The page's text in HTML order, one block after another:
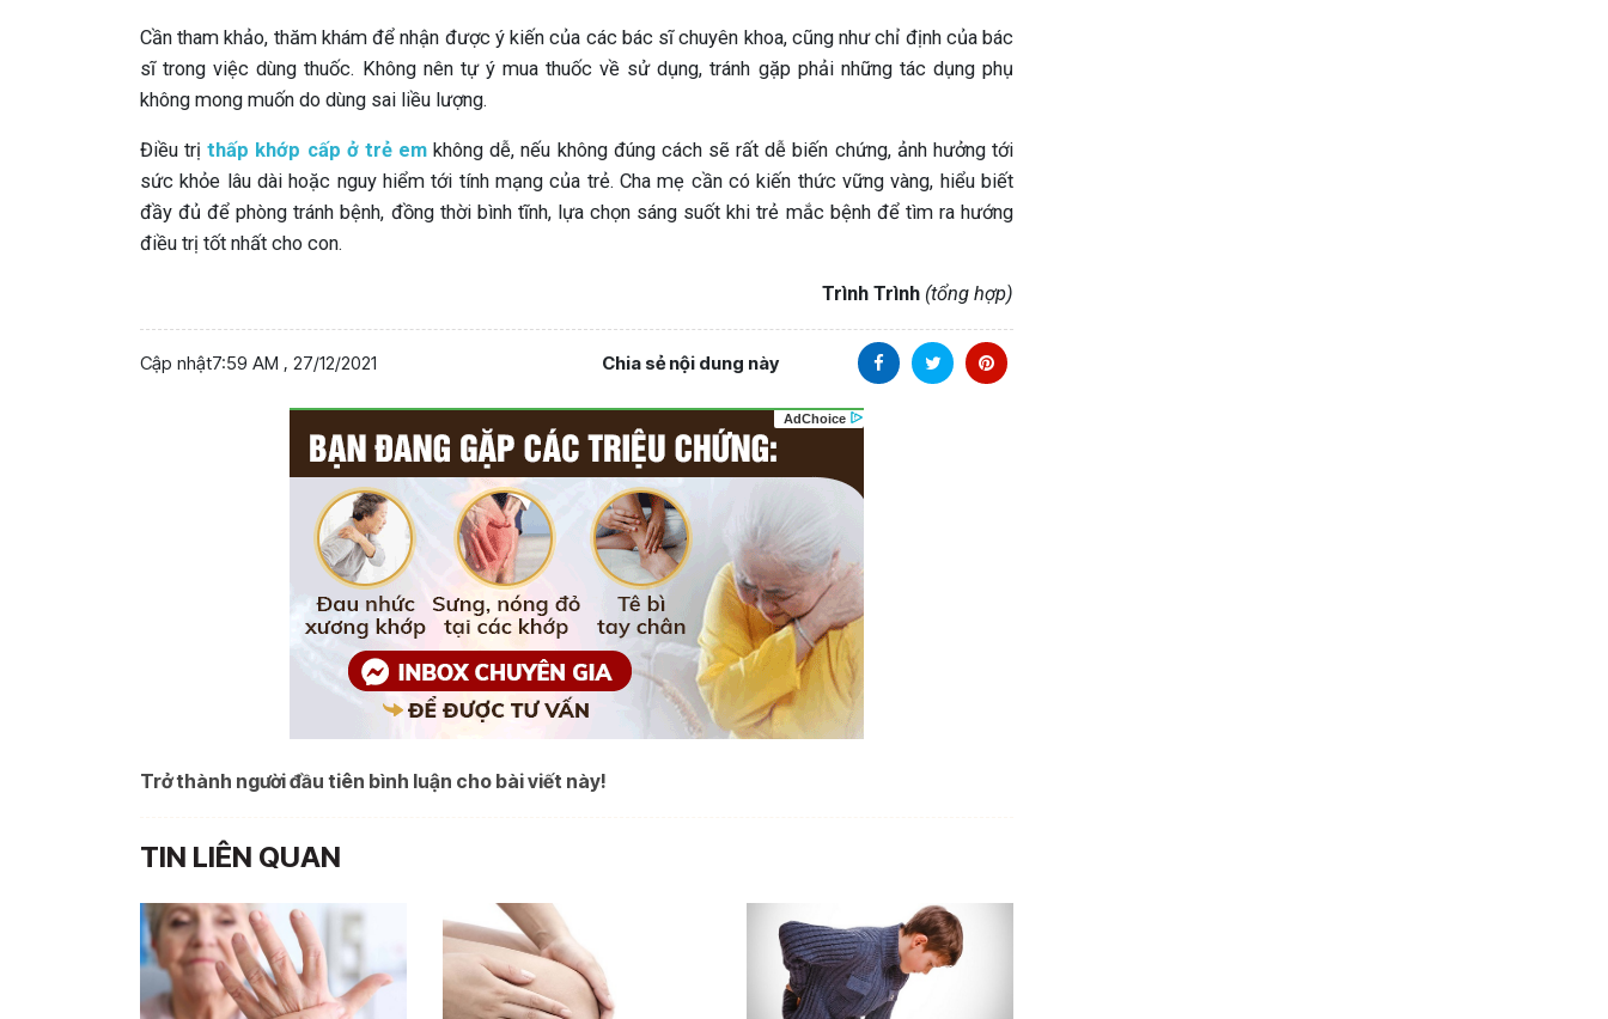
Cần tham khảo, thăm khám để nhận được ý kiến của các bác sĩ chuyên khoa, cũng như chỉ định của bác
sĩ trong việc dùng thuốc. Không nên tự ý mua thuốc về sử dụng, tránh gặp phải những tác dụng phụ
không mong muốn do dùng sai liều lượng.
Điều trị thấp khớp cấp ở trẻ em không dễ, nếu không đúng cách sẽ rất dễ biến chứng, ảnh hưởng tới
sức khỏe lâu dài hoặc nguy hiểm tới tính mạng của trẻ. Cha mẹ cần có kiến thức vững vàng, hiểu biết
đầy đủ để phòng tránh bệnh, đồng thời bình tĩnh, lựa chọn sáng suốt khi trẻ mắc bệnh để tìm ra hướng
điều trị tốt nhất cho con.
Trình Trình (tổng hợp)
Cập nhật7:59 AM , 27/12/2021 Chia sẻ nội dung này
Trở thành người đầu tiên bình luận cho bài viết này!
TIN LIÊN QUAN